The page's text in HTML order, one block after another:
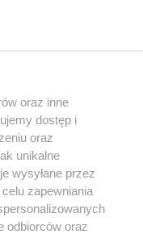
oraz inne
dostęp i
oraz
unikalne
wysyłane przez
zapewniania
odbiorców oraz